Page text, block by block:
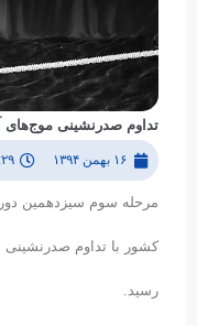
تداوم صدرنشینی موج‌های
۱۶ بهمن ۱۳۹۴
مرحله سوم سیزدهمین
کشور با تداوم صدرنشینی
رسید.